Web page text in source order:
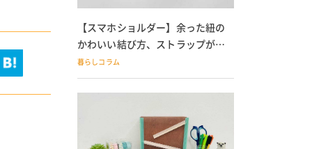
【スマホショルダー】余った紐の
かわいい結び方、ストラップが落
ちる人必見
暮らしコラム